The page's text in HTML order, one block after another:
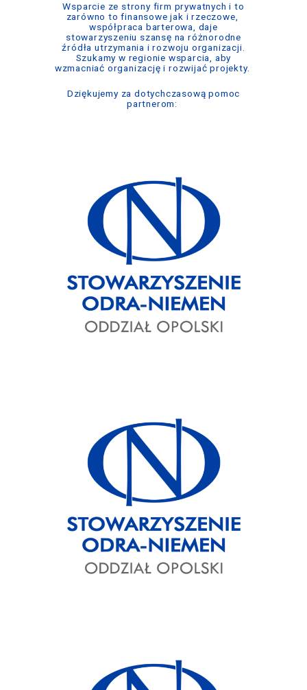
Wsparcie ze strony firm prywatnych i to
zarówno to finansowe jak i rzeczowe,
współpraca barterowa, daje
stowarzyszeniu szansę na różnorodne
źródła utrzymania i rozwoju organizacji.
Szukamy w regionie wsparcia, aby
wzmacniać organizację i rozwijać projekty.
Dziękujemy za dotychczasową pomoc
partnerom: